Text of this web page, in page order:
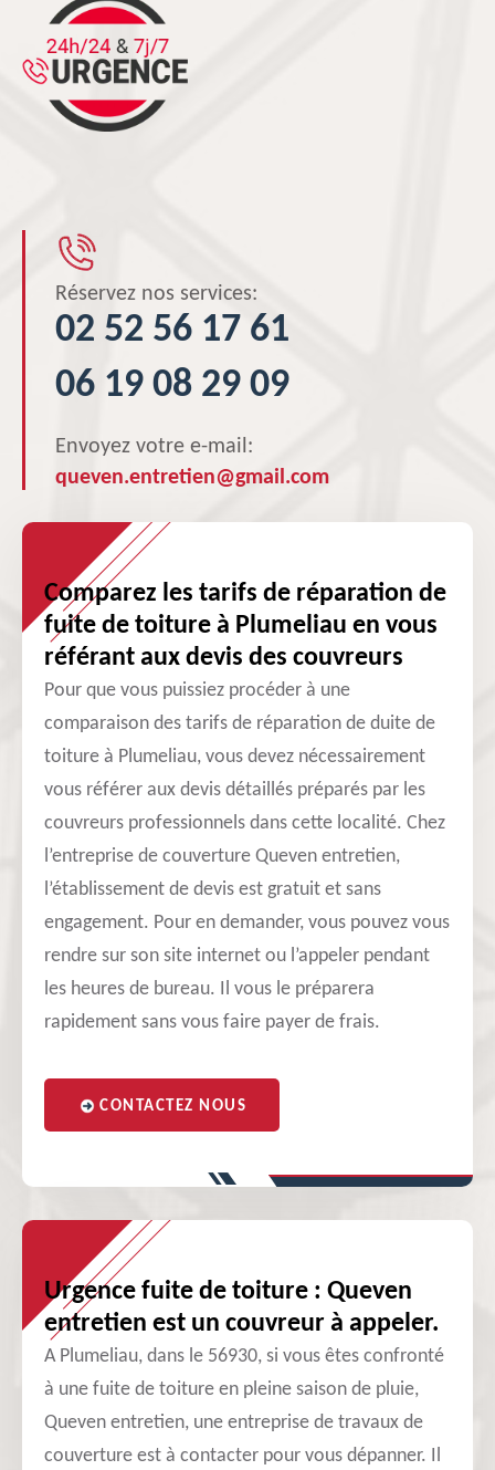
Réservez nos services:
02 52 56 17 61
06 19 08 29 09
Envoyez votre e-mail:
queven.entretien@gmail.com
Comparez les tarifs de réparation de
fuite de toiture à Plumeliau en vous
référant aux devis des couvreurs
Pour que vous puissiez procéder à une
comparaison des tarifs de réparation de duite de
toiture à Plumeliau, vous devez nécessairement
vous référer aux devis détaillés préparés par les
couvreurs professionnels dans cette localité. Chez
l’entreprise de couverture Queven entretien,
l’établissement de devis est gratuit et sans
engagement. Pour en demander, vous pouvez vous
rendre sur son site internet ou l’appeler pendant
les heures de bureau. Il vous le préparera
rapidement sans vous faire payer de frais.
CONTACTEZ NOUS
Urgence fuite de toiture : Queven
entretien est un couvreur à appeler.
A Plumeliau, dans le 56930, si vous êtes confronté
à une fuite de toiture en pleine saison de pluie,
Queven entretien, une entreprise de travaux de
couverture est à contacter pour vous dépanner. Il